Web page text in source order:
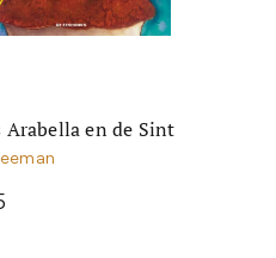
Arabella en de Sint